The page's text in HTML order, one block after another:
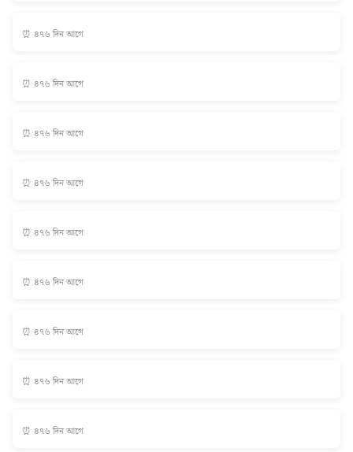
⏰ ৪৭৬ দিন আগে
⏰ ৪৭৬ দিন আগে
⏰ ৪৭৬ দিন আগে
⏰ ৪৭৬ দিন আগে
⏰ ৪৭৬ দিন আগে
⏰ ৪৭৬ দিন আগে
⏰ ৪৭৬ দিন আগে
⏰ ৪৭৬ দিন আগে
⏰ ৪৭৬ দিন আগে